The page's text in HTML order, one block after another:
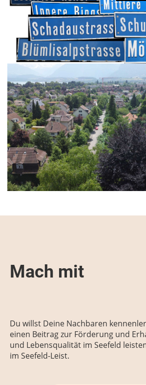
Mach mit
Du willst Deine Nachbaren
einen Beitrag zur Förderung und
und Lebensqualität im Seefeld
im Seefeld-Leist.